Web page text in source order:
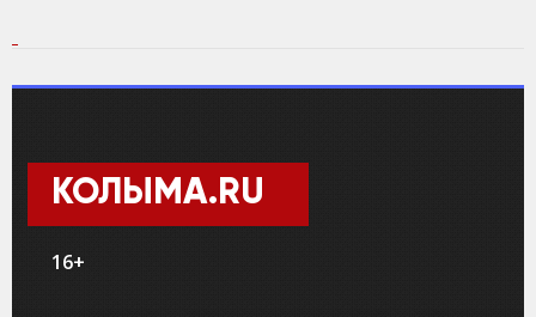
КОЛЫМА.RU
16+